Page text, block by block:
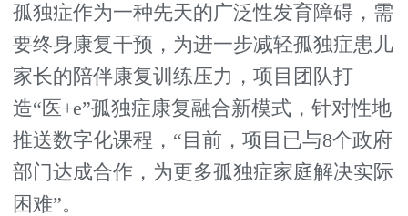
孤独症作为一种先天的广泛性发育障碍，需
要终身康复干预，为进一步减轻孤独症患儿
家长的陪伴康复训练压力，项目团队打
造“医+e”孤独症康复融合新模式，针对性地
推送数字化课程，“目前，项目已与8个政府
部门达成合作，为更多孤独症家庭解决实际
困难”。